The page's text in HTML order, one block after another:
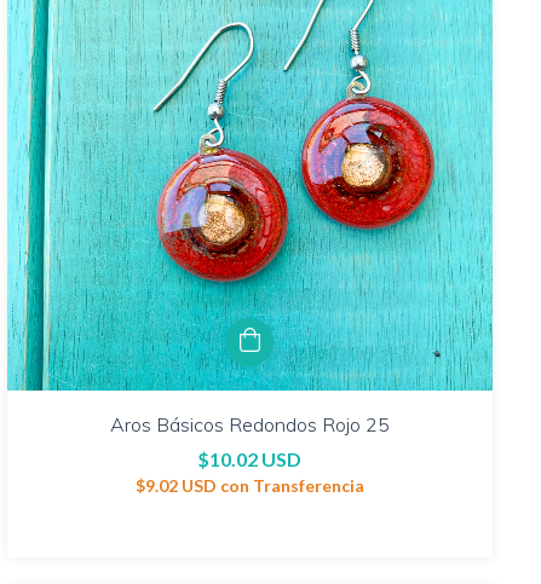
Aros Básicos Redondos Rojo 25
$10.02 USD
$9.02 USD con Transferencia